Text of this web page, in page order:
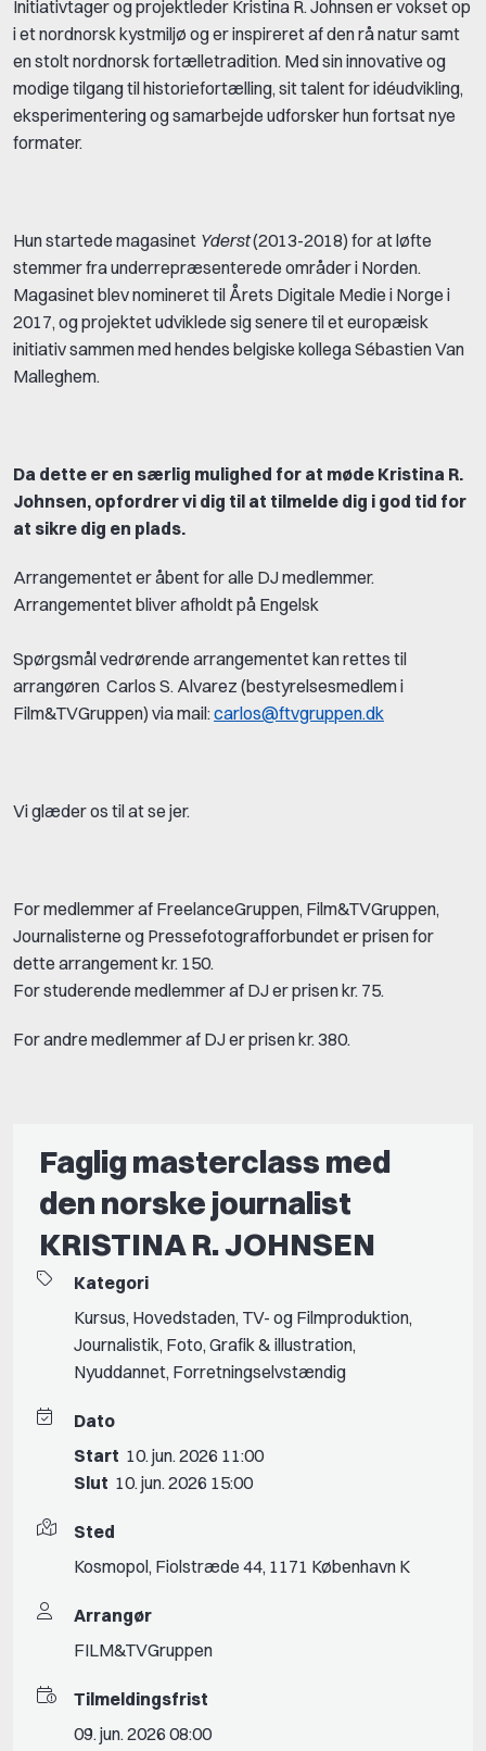
Initiativtager og projektleder Kristina R. Johnsen er vokset op
i et nordnorsk kystmiljø og er inspireret af den rå natur samt
en stolt nordnorsk fortælletradition. Med sin innovative og
modige tilgang til historiefortælling, sit talent for idéudvikling,
eksperimentering og samarbejde udforsker hun fortsat nye
formater.
Hun startede magasinet Yderst(2013-2018) for at løfte
stemmer fra underrepræsenterede områder i Norden.
Magasinet blev nomineret til Årets Digitale Medie i Norge i
2017, og projektet udviklede sig senere til et europæisk
initiativ sammen med hendes belgiske kollega Sébastien Van
Malleghem.
Da dette er en særlig mulighed for at møde Kristina R.
Johnsen, opfordrer vi dig til at tilmelde dig i god tid for
at sikre dig en plads.
Arrangementet er åbent for alle DJ medlemmer.
Arrangementet bliver afholdt på Engelsk
Spørgsmål vedrørende arrangementet kan rettes til
arrangøren Carlos S. Alvarez (bestyrelsesmedlem i
Film&TVGruppen) via mail:carlos@ftvgruppen.dk
Vi glæder os til at se jer.
For medlemmer af FreelanceGruppen, Film&TVGruppen,
Journalisterne og Pressefotografforbundet er prisen for
dette arrangement kr. 150.
For studerende medlemmer af DJ er prisen kr. 75.
For andre medlemmer af DJ er prisen kr. 380.
Faglig masterclass med
den norske journalist
KRISTINA R. JOHNSEN
Kategori
Kursus, Hovedstaden, TV- og Filmproduktion,
Journalistik, Foto,Grafik & illustration,
Nyuddannet, Forretningselvstændig
Dato
Start 10. jun. 2026 11:00
Slut 10. jun. 2026 15:00
Sted
Kosmopol, Fiolstræde 44, 1171 København K
Arrangør
FILM&TVGruppen
Tilmeldingsfrist
09. jun. 2026 08:00